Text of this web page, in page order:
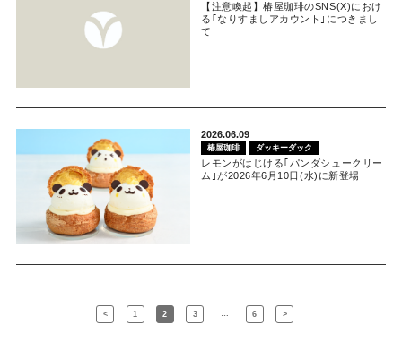
【注意喚起】椿屋珈琲のSNS(X)におけ
る｢なりすましアカウント｣につきまし
て
2026.06.09
椿屋珈琲 ダッキーダック
レモンがはじける｢パンダシュークリー
ム｣が2026年6月10日(水)に新登場
< 1 2 3 … 6 >